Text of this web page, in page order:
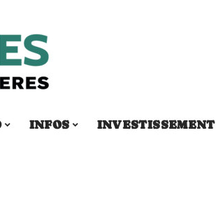
INFOS INVESTISSEMENT